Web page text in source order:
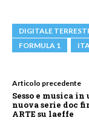
DIGITALE
FORMULA 1
Articolo precedente
Sesso e musica in
nuova serie doc
ARTE su laeffe